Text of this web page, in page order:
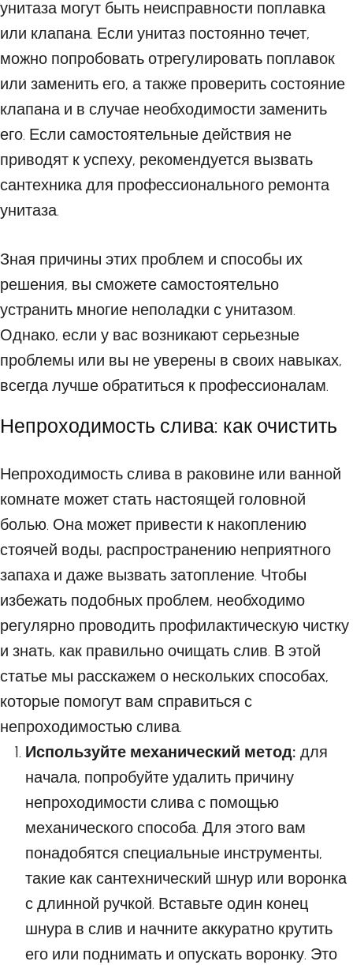
унитаза могут быть неисправности поплавка
или клапана. Если унитаз постоянно течет,
можно попробовать отрегулировать поплавок
или заменить его, а также проверить состояние
клапана и в случае необходимости заменить
его. Если самостоятельные действия не
приводят к успеху, рекомендуется вызвать
сантехника для профессионального ремонта
унитаза.
Зная причины этих проблем и способы их
решения, вы сможете самостоятельно
устранить многие неполадки с унитазом.
Однако, если у вас возникают серьезные
проблемы или вы не уверены в своих навыках,
всегда лучше обратиться к профессионалам.
Непроходимость слива: как очистить
Непроходимость слива в раковине или ванной
комнате может стать настоящей головной
болью. Она может привести к накоплению
стоячей воды, распространению неприятного
запаха и даже вызвать затопление. Чтобы
избежать подобных проблем, необходимо
регулярно проводить профилактическую чистку
и знать, как правильно очищать слив. В этой
статье мы расскажем о нескольких способах,
которые помогут вам справиться с
непроходимостью слива.
Используйте механический метод: для
начала, попробуйте удалить причину
непроходимости слива с помощью
механического способа. Для этого вам
понадобятся специальные инструменты,
такие как сантехнический шнур или воронка
с длинной ручкой. Вставьте один конец
шнура в слив и начните аккуратно крутить
его или поднимать и опускать воронку. Это